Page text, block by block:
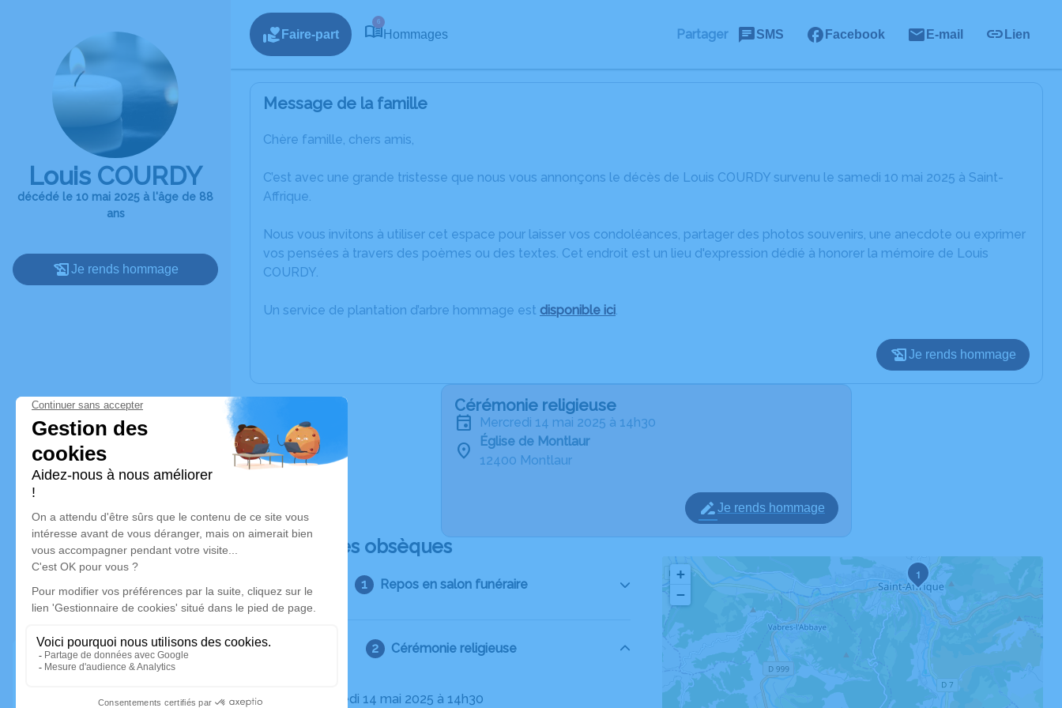
Louis COURDY
décédé le 10 mai 2025 à l'âge de 88
ans
Je rends hommage
Faire-part
6
Hommages Partager SMS Facebook E-mail Lien
Message de la famille
Chère famille, chers amis,
C’est avec une grande tristesse que nous vous annonçons le décès de Louis COURDY survenu le samedi 10 mai 2025 à Saint-
Affrique.
Nous vous invitons à utiliser cet espace pour laisser vos condoléances, partager des photos souvenirs, une anecdote ou exprimer
vos pensées à travers des poèmes ou des textes. Cet endroit est un lieu d'expression dédié à honorer la mémoire de Louis
COURDY.
Un service de plantation d’arbre hommage est disponible ici.
Je rends hommage
Cérémonie religieuse
mercredi 14 mai 2025 à 14h30
Église de Montlaur
12400 Montlaur
Je rends hommage
Déroulé des obsèques
Repos en salon funéraire
Cérémonie religieuse
Le mercredi 14 mai 2025 à 14h30
1
+
−